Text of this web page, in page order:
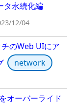
タ永続化編
12/04
のWeb UIにア
network
オーバーライド